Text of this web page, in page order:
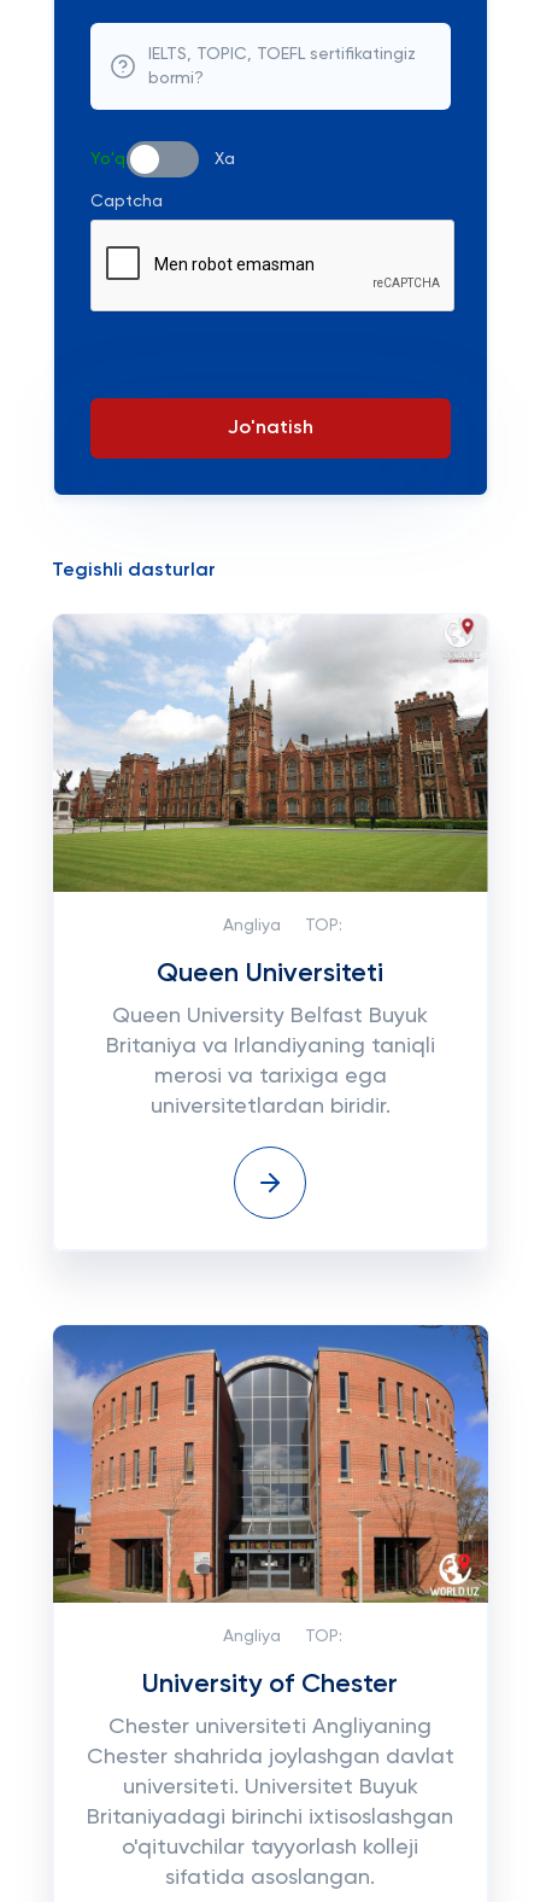
IELTS, TOPIC, TOEFL sertifikatingiz
bormi?
Yo'q Xa
Captcha
Jo'natish
Tegishli dasturlar
Angliya TOP:
Queen Universiteti
Queen University Belfast Buyuk
Britaniya va Irlandiyaning taniqli
merosi va tarixiga ega
universitetlardan biridir.
Angliya TOP:
University of Chester
Chester universiteti Angliyaning
Chester shahrida joylashgan davlat
universiteti. Universitet Buyuk
Britaniyadagi birinchi ixtisoslashgan
o'qituvchilar tayyorlash kolleji
sifatida asoslangan.